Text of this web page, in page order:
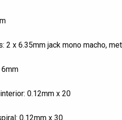
2 x 6.35mm jack mono macho,
0.12mm x 20
0.12mm x 30